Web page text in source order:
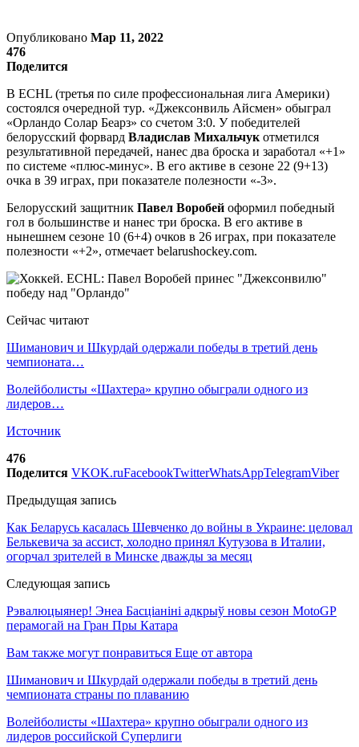
Опубликовано Мар 11, 2022
476
Поделится
В ECHL (третья по силе профессиональная лига Америки)
состоялся очередной тур. «Джексонвиль Айсмен» обыграл
«Орландо Солар Беарз» со счетом 3:0. У победителей
белорусский форвард Владислав Михальчук отметился
результативной передачей, нанес два броска и заработал «+1»
по системе «плюс-минус». В его активе в сезоне 22 (9+13)
очка в 39 играх, при показателе полезности «-3».
Белорусский защитник Павел Воробей оформил победный
гол в большинстве и нанес три броска. В его активе в
нынешнем сезоне 10 (6+4) очков в 26 играх, при показателе
полезности «+2», отмечает belarushockey.com.
Сейчас читают
Шиманович и Шкурдай одержали победы в третий день
чемпионата…
Волейболисты «Шахтера» крупно обыграли одного из
лидеров…
Источник
476
Поделится VKOK.ruFacebookTwitterWhatsAppTelegramViber
Предыдущая запись
Как Беларусь касалась Шевченко до войны в Украине: целовал
Белькевича за ассист, холодно принял Кутузова в Италии,
огорчал зрителей в Минске дважды за месяц
Следующая запись
Рэвалюцыянер! Энеа Басціаніні адкрыў новы сезон MotoGP
перамогай на Гран Пры Катара
Вам также могут понравиться Еще от автора
Шиманович и Шкурдай одержали победы в третий день
чемпионата страны по плаванию
Волейболисты «Шахтера» крупно обыграли одного из
лидеров российской Суперлиги